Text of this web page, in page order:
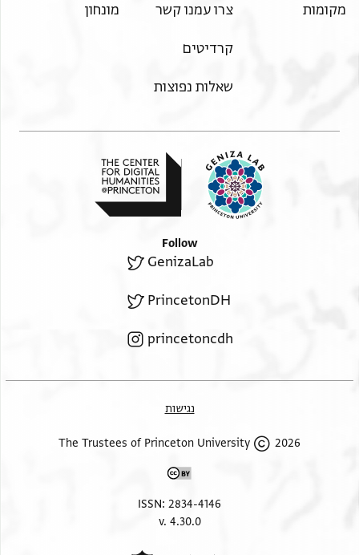
וארבע מ[אה . . . . . . . . . . . . . . . . . . . . . . . . . . . . . . . .מקומות צרו עמנו קשר
קרדיטים
שאלות נפוצות
מונחון
Follow
GenizaLab
PrincetonDH
princetoncdh
נגישות
2026 The Trustees of Princeton University
ISSN: 2834-4146
v. 4.30.0